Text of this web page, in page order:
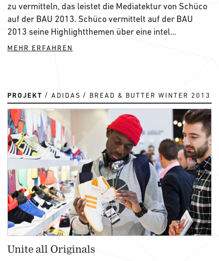
zu vermitteln, das leistet die Mediatektur von Schüco
auf der BAU 2013. Schüco vermittelt auf der BAU
2013 seine Highlightthemen über eine intel...
MEHR ERFAHREN
PROJEKT ADIDAS BREAD & BUTTER WINTER 2013
Unite all Originals